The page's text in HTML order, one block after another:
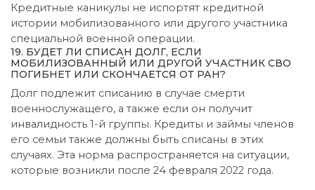
Кредитные каникулы не испортят кредитной
истории мобилизованного или другого участника
специальной военной операции.
19. БУДЕТ ЛИ СПИСАН ДОЛГ, ЕСЛИ
МОБИЛИЗОВАННЫЙ ИЛИ ДРУГОЙ УЧАСТНИК СВО
ПОГИБНЕТ ИЛИ СКОНЧАЕТСЯ ОТ РАН?
Долг подлежит списанию в случае смерти
военнослужащего, а также если он получит
инвалидность 1-й группы. Кредиты и займы членов
его семьи также должны быть списаны в этих
случаях. Эта норма распространяется на ситуации,
которые возникли после 24 февраля 2022 года.